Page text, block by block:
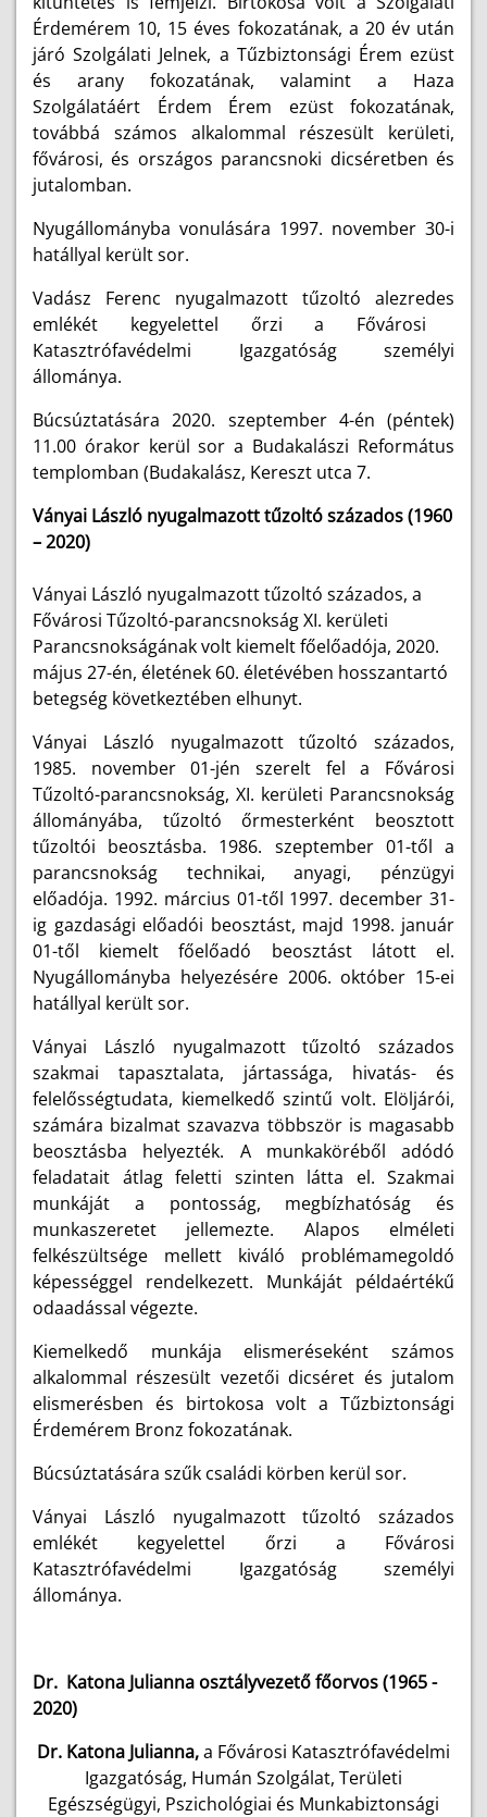
Érdemérem 10, 15 éves fokozatának, a 20 év után
járó Szolgálati Jelnek, a Tűzbiztonsági Érem ezüst
és arany fokozatának, valamint a Haza
Szolgálatáért Érdem Érem ezüst fokozatának,
továbbá számos alkalommal részesült kerületi,
fővárosi, és országos parancsnoki dicséretben és
jutalomban.
Nyugállományba vonulására 1997. november 30-i
hatállyal került sor.
Vadász Ferenc nyugalmazott tűzoltó alezredes
emlékét kegyelettel őrzi a Fővárosi
Katasztrófavédelmi Igazgatóság személyi
állománya.
Búcsúztatására 2020. szeptember 4-én (péntek)
11.00 órakor kerül sor a Budakalászi Református
templomban (Budakalász, Kereszt utca 7.
Ványai László nyugalmazott tűzoltó százados (1960
– 2020)
Ványai László nyugalmazott tűzoltó százados, a
Fővárosi Tűzoltó-parancsnokság XI. kerületi
Parancsnokságának volt kiemelt főelőadója, 2020.
május 27-én, életének 60. életévében hosszantartó
betegség következtében elhunyt.
Ványai László nyugalmazott tűzoltó százados,
1985. november 01-jén szerelt fel a Fővárosi
Tűzoltó-parancsnokság, XI. kerületi Parancsnokság
állományába, tűzoltó őrmesterként beosztott
tűzoltói beosztásba. 1986. szeptember 01-től a
parancsnokság technikai, anyagi, pénzügyi
előadója. 1992. március 01-től 1997. december 31-
ig gazdasági előadói beosztást, majd 1998. január
01-től kiemelt főelőadó beosztást látott el.
Nyugállományba helyezésére 2006. október 15-ei
hatállyal került sor.
Ványai László nyugalmazott tűzoltó százados
szakmai tapasztalata, jártassága, hivatás- és
felelősségtudata, kiemelkedő szintű volt. Elöljárói,
számára bizalmat szavazva többször is magasabb
beosztásba helyezték. A munkaköréből adódó
feladatait átlag feletti szinten látta el. Szakmai
munkáját a pontosság, megbízhatóság és
munkaszeretet jellemezte. Alapos elméleti
felkészültsége mellett kiváló problémamegoldó
képességgel rendelkezett. Munkáját példaértékű
odaadással végezte.
Kiemelkedő munkája elismeréseként számos
alkalommal részesült vezetői dicséret és jutalom
elismerésben és birtokosa volt a Tűzbiztonsági
Érdemérem Bronz fokozatának.
Búcsúztatására szűk családi körben kerül sor.
Ványai László nyugalmazott tűzoltó százados
emlékét kegyelettel őrzi a Fővárosi
Katasztrófavédelmi Igazgatóság személyi
állománya.
Dr. Katona Julianna osztályvezető főorvos (1965 -
2020)
Dr. Katona Julianna,a Fővárosi Katasztrófavédelmi
Igazgatóság, Humán Szolgálat, Területi
Egészségügyi, Pszichológiai és Munkabiztonsági